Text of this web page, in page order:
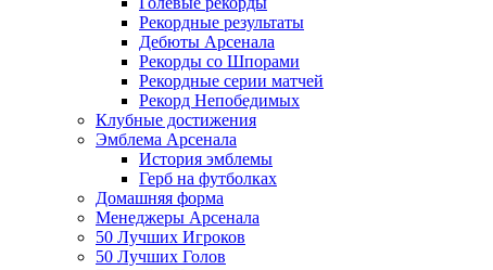
Рекордные результаты
Дебюты Арсенала
Рекорды со Шпорами
Рекордные серии матчей
Рекорд Непобедимых
Клубные достижения
Эмблема Арсенала
История эмблемы
Герб на футболках
Домашняя форма
Менеджеры Арсенала
50 Лучших Игроков
50 Лучших Голов